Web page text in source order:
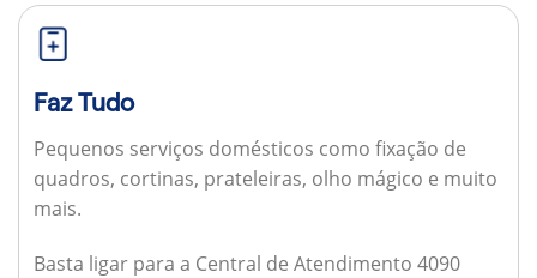
Faz Tudo
Pequenos serviços domésticos como fixação de
quadros, cortinas, prateleiras, olho mágico e muito
mais.
Basta ligar para a Central de Atendimento 4090